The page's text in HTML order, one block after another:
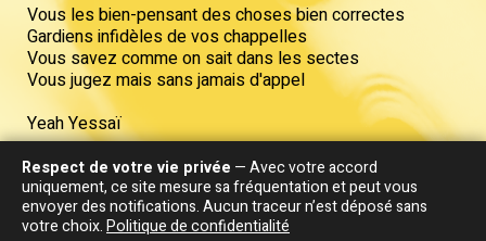
Vous les bien-pensant des choses bien correctes
Gardiens infidèles de vos chappelles
Vous savez comme on sait dans les sectes
Vous jugez mais sans jamais d'appel
Yeah Yessaï
Alors sachez messieurs qui nous éclairent
Et s'enivrent de tous nos faux pas
Vous qu'un bonheur simple exaspère
Que la vie c'est pas du tout comme ça
Respect de votre vie privée — Avec votre accord
uniquement, ce site mesure sa fréquentation et peut vous
envoyer des notifications. Aucun traceur n’est déposé sans
votre choix.Politique de confidentialité